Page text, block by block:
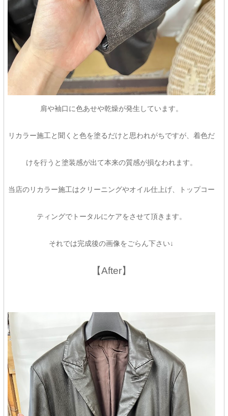
肩や袖口に色あせや乾燥が発生しています。
リカラー施工と聞くと色を塗るだけと思われがちですが、着色だ
けを行うと塗装感が出て本来の質感が損なわれます。
当店のリカラー施工はクリーニングやオイル仕上げ、トップコー
ティングでトータルにケアをさせて頂きます。
それでは完成後の画像をごらん下さい↓
【After】